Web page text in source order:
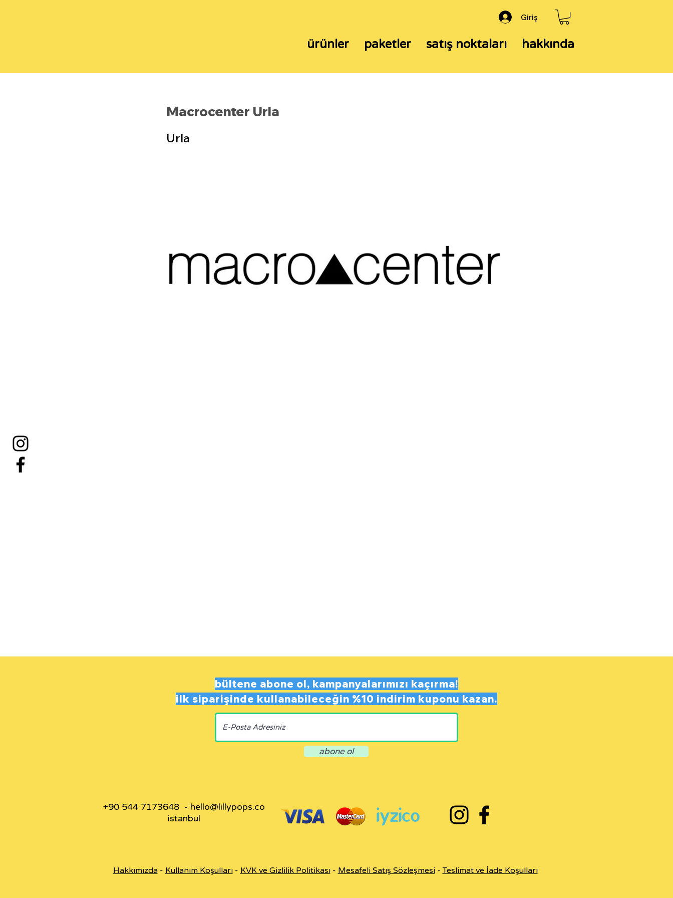
ürünler paketler satış noktaları hakkında
Giriş
Macrocenter Urla
Urla
bültene abone ol, kampanyalarımızı kaçırma!
ilk siparişinde kullanabileceğin %10 indirim kuponu kazan.
abone ol
+90 544 7173648 - hello@lillypops.co
istanbul
Hakkımızda- Kullanım Koşulları- KVK ve Gizlilik Politikası- Mesafeli Satış Sözleşmesi-Teslimat ve İade Koşulları